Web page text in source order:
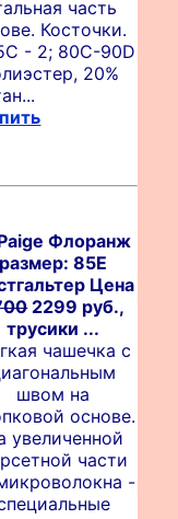
часть
Косточки.
- 2; 80C-90D
20%
Флоранж
размер: 85E
Цена
2299 руб.,
трусики ...
чашечка с
швом на
основе.
увеличенной
части
-